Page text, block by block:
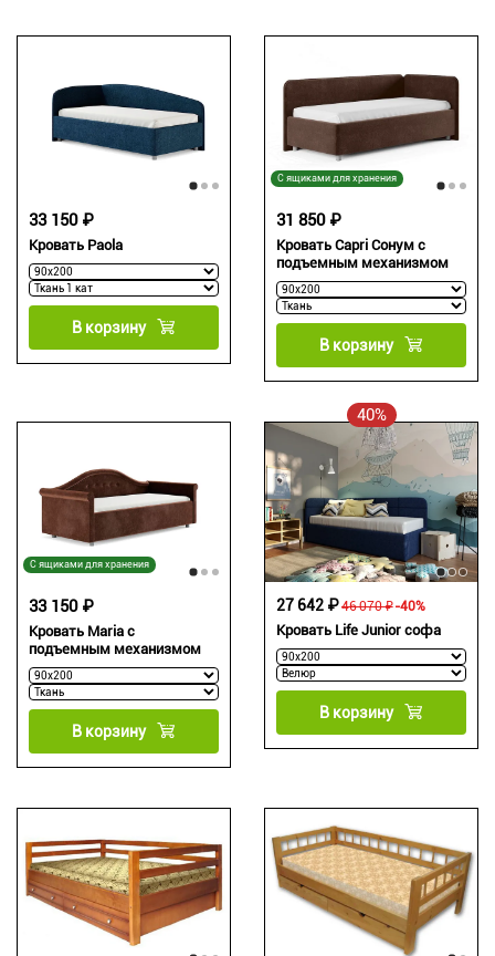
Кровать Paola
33 150 ₽
В корзину
С ящиками для хранения
Кровать Capri Сонум с
подъемным механизмом
31 850 ₽
В корзину
С ящиками для хранения
Кровать Maria с
подъемным механизмом
33 150 ₽
В корзину
40%
Кровать Life Junior софа
46 070 ₽
27 642 ₽ -40%
В корзину